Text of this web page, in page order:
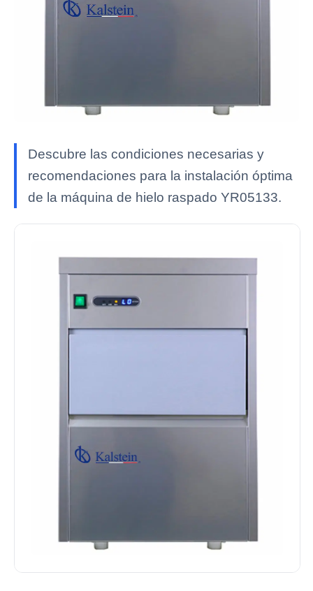
Descubre las condiciones necesarias y
recomendaciones para la instalación óptima
de la máquina de hielo raspado YR05133.